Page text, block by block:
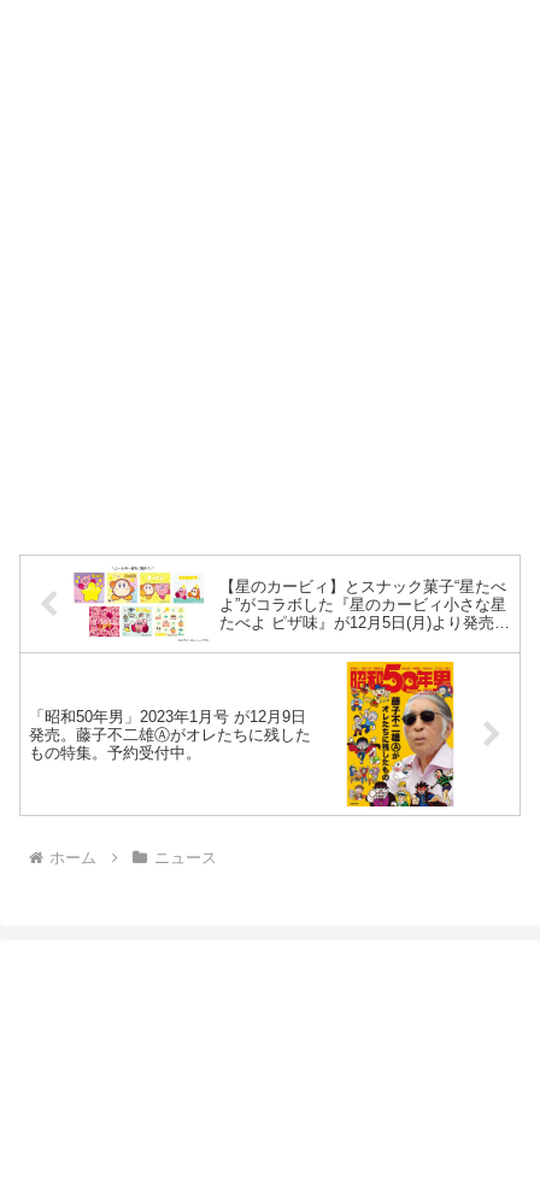
【星のカービィ】とスナック菓子“星たべ
よ”がコラボした『星のカービィ小さな星
たべよ ピザ味』が12月5日(月)より発売。
「昭和50年男」2023年1月号 が12月9日
発売。藤子不二雄Ⓐがオレたちに残した
もの特集。予約受付中。
ホーム ニュース